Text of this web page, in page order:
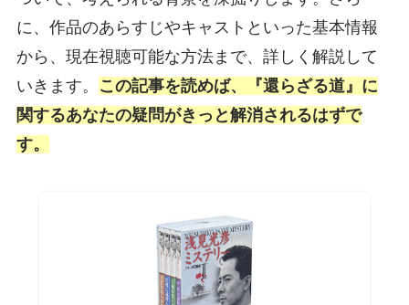
に、作品のあらすじやキャストといった基本情報
から、現在視聴可能な方法まで、詳しく解説して
いきます。
この記事を読めば、『還らざる道』に
関するあなたの疑問がきっと解消されるはずで
す。